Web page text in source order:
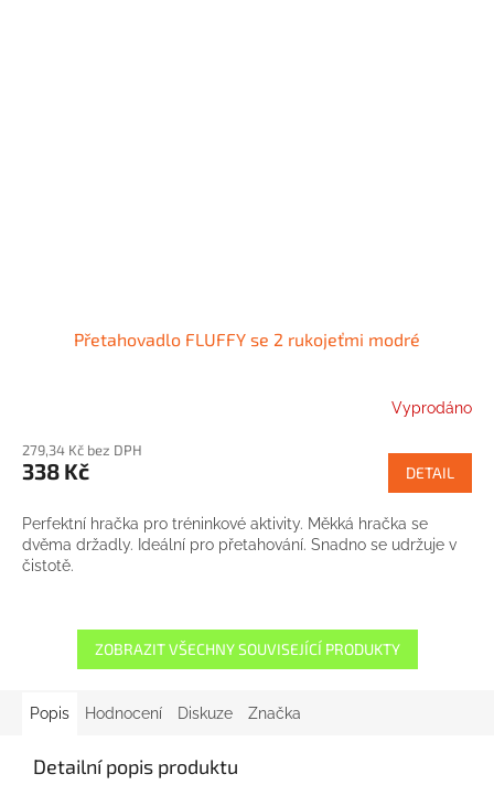
Přetahovadlo FLUFFY se 2 rukojeťmi modré
Vyprodáno
279,34 Kč bez DPH
338 Kč DETAIL
Perfektní hračka pro tréninkové aktivity. Měkká hračka se
dvěma držadly. Ideální pro přetahování. Snadno se udržuje v
čistotě.
ZOBRAZIT VŠECHNY SOUVISEJÍCÍ PRODUKTY
Popis Hodnocení Diskuze Značka
Detailní popis produktu